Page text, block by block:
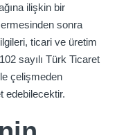
ilişkin bir
sonra
ticari ve üretim
sayılı Türk Ticaret
çelişmeden
edebilecektir.